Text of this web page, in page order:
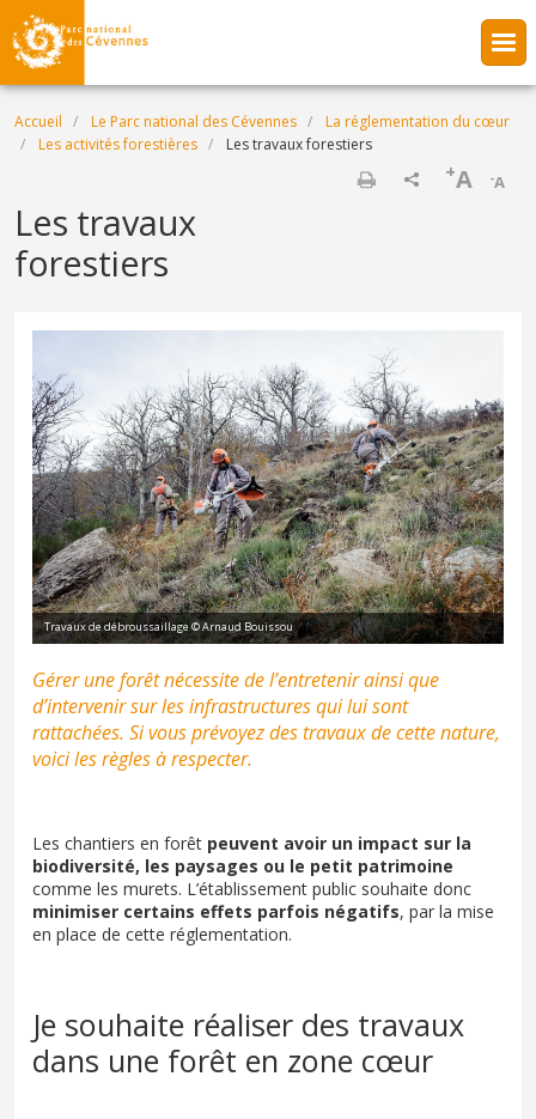
Aller au contenu principal
Fil d'Ariane
Accueil Le Parc national des Cévennes
La réglementation du cœur
Les activités forestières
Les travaux forestiers
-A
+A
Les travaux
forestiers
Travaux de débroussaillage © Arnaud Bouissou
Gérer une forêt nécessite de l’entretenir ainsi que
d’intervenir sur les infrastructures qui lui sont
rattachées. Si vous prévoyez des travaux de cette nature,
voici les règles à respecter.
Les chantiers en forêt peuvent avoir un impact sur la
biodiversité, les paysages ou le petit patrimoine
comme les murets. L’établissement public souhaite donc
minimiser certains effets parfois négatifs, par la mise
en place de cette réglementation.
Je souhaite réaliser des travaux
dans une forêt en zone cœur